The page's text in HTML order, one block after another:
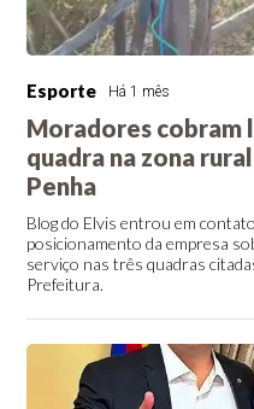
Esporte Há 1 mês
Moradores cobram
quadra na zona
Penha
Blog do Elvis entrou em
posicionamento da empresa
serviço nas três quadras
Prefeitura.